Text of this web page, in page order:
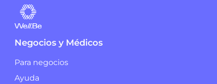
Negocios y Médicos
Para negocios
Ayuda